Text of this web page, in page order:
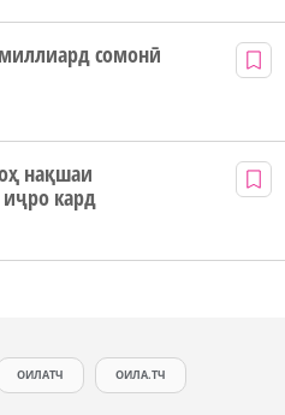
сомонӣ
нақшаи
кард
ОИЛАТЧ ОИЛА.ТЧ